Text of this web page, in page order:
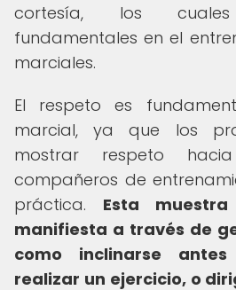
cortesía, los
fundamentales en el
marciales.
El respeto es
marcial, ya que los
mostrar respeto
compañeros de
práctica. Esta
manifiesta a través de
como inclinarse
realizar un ejercicio, o